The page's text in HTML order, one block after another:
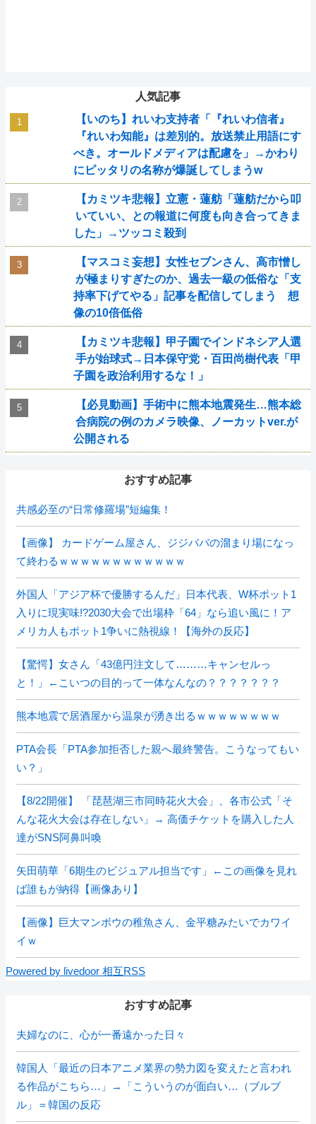
人気記事
【いのち】れいわ支持者「『れいわ信者』
『れいわ知能』は差別的。放送禁止用語にす
べき。オールドメディアは配慮を」→かわり
にピッタリの名称が爆誕してしまうw
【カミツキ悲報】立憲・蓮舫「蓮舫だから叩
いていい、との報道に何度も向き合ってきま
した」→ツッコミ殺到
【マスコミ妄想】女性セブンさん、高市憎し
が極まりすぎたのか、過去一級の低俗な「支
持率下げてやる」記事を配信してしまう 想
像の10倍低俗
【カミツキ悲報】甲子園でインドネシア人選
手が始球式→日本保守党・百田尚樹代表「甲
子園を政治利用するな！」
【必見動画】手術中に熊本地震発生…熊本総
合病院の例のカメラ映像、ノーカットver.が
公開される
おすすめ記事
共感必至の“日常修羅場”短編集！
【画像】 カードゲーム屋さん、ジジババの溜まり場になっ
て終わるｗｗｗｗｗｗｗｗｗｗｗｗ
外国人「アジア杯で優勝するんだ」日本代表、W杯ポット1
入りに現実味!?2030大会で出場枠「64」なら追い風に！ア
メリカ人もポット1争いに熱視線！【海外の反応】
【驚愕】女さん「43億円注文して………キャンセルっ
と！」←こいつの目的って一体なんなの？？？？？？？
熊本地震で居酒屋から温泉が湧き出るｗｗｗｗｗｗｗｗ
PTA会長「PTA参加拒否した親へ最終警告。こうなってもい
い？」
【8/22開催】 「琵琶湖三市同時花火大会」、各市公式「そ
んな花火大会は存在しない」→ 高価チケットを購入した人
達がSNS阿鼻叫喚
矢田萌華「6期生のビジュアル担当です」←この画像を見れ
ば誰もが納得【画像あり】
【画像】巨大マンボウの稚魚さん、金平糖みたいでカワイ
イｗ
Powered by livedoor 相互RSS
おすすめ記事
夫婦なのに、心が一番遠かった日々
韓国人「最近の日本アニメ業界の勢力図を変えたと言われ
る作品がこちら…」→「こういうのが面白い…（ブルブ
ル」＝韓国の反応